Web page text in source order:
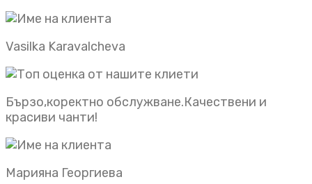
Vasilka Karavalcheva
Бързо,коректно обслужване.Качествени и
красиви чанти!
Марияна Георгиева